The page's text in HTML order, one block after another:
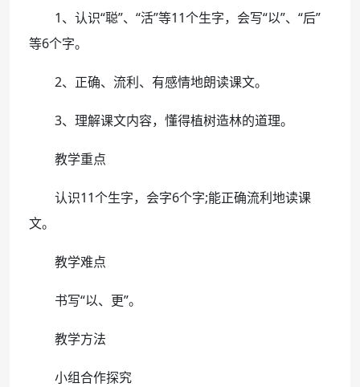
1、认识“聪”、“活”等11个生字，会写“以”、“后”
等6个字。
2、正确、流利、有感情地朗读课文。
3、理解课文内容，懂得植树造林的道理。
教学重点
认识11个生字，会字6个字;能正确流利地读课
文。
教学难点
书写“以、更”。
教学方法
小组合作探究